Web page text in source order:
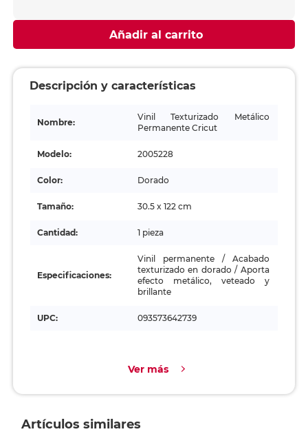
Añadir al carrito
Descripción y características
Nombre:
Vinil Texturizado Metálico
Permanente Cricut
Modelo: 2005228
Color: Dorado
Tamaño: 30.5 x 122 cm
Cantidad: 1 pieza
Especificaciones:
Vinil permanente / Acabado
texturizado en dorado / Aporta
efecto metálico, veteado y
brillante
UPC: 093573642739
Ver más
Artículos similares